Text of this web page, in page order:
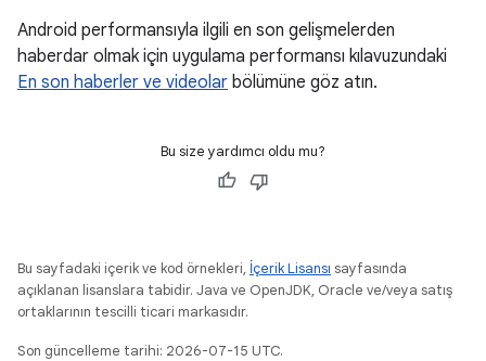
Android performansıyla ilgili en son gelişmelerden
haberdar olmak için uygulama performansı kılavuzundaki
En son haberler ve videolar bölümüne göz atın.
Bu size yardımcı oldu mu?
Bu sayfadaki içerik ve kod örnekleri, İçerik Lisansı sayfasında
açıklanan lisanslara tabidir. Java ve OpenJDK, Oracle ve/veya satış
ortaklarının tescilli ticari markasıdır.
Son güncelleme tarihi: 2026-07-15 UTC.